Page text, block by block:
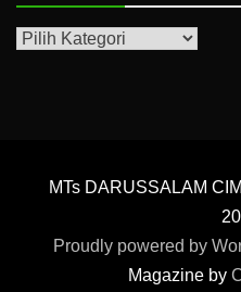
Categories
MTs DARUSSALAM
Proudly powered by
Magazine by